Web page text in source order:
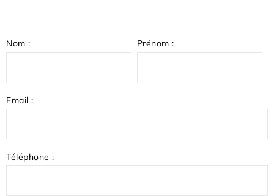
Nom : Prénom :
Email :
Téléphone :